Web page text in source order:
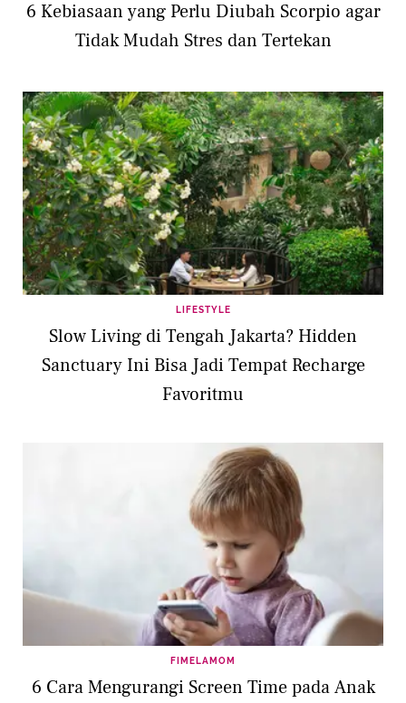
6 Kebiasaan yang Perlu Diubah Scorpio agar
Tidak Mudah Stres dan Tertekan
LIFESTYLE
Slow Living di Tengah Jakarta? Hidden
Sanctuary Ini Bisa Jadi Tempat Recharge
Favoritmu
FIMELAMOM
6 Cara Mengurangi Screen Time pada Anak